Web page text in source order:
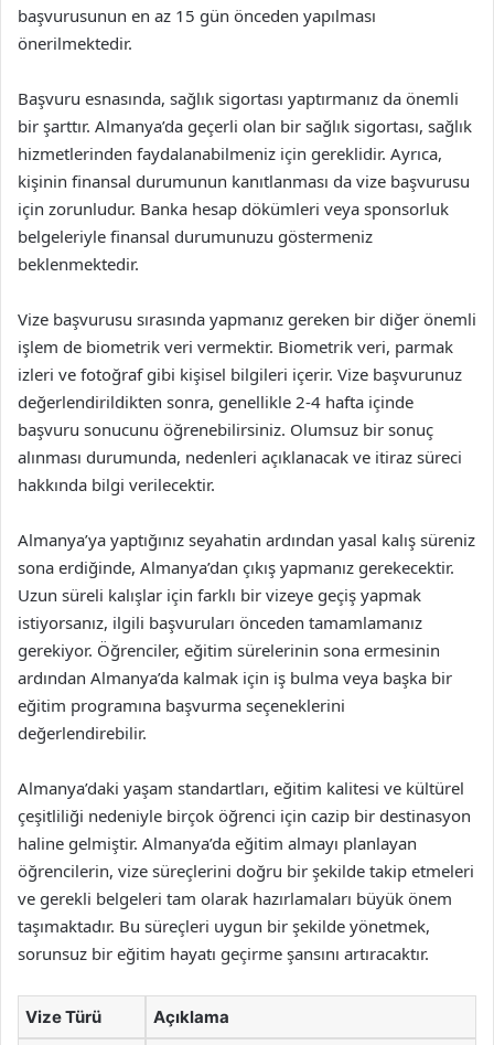
başvurusunun en az 15 gün önceden yapılması
önerilmektedir.
Başvuru esnasında, sağlık sigortası yaptırmanız da önemli
bir şarttır. Almanya’da geçerli olan bir sağlık sigortası, sağlık
hizmetlerinden faydalanabilmeniz için gereklidir. Ayrıca,
kişinin finansal durumunun kanıtlanması da vize başvurusu
için zorunludur. Banka hesap dökümleri veya sponsorluk
belgeleriyle finansal durumunuzu göstermeniz
beklenmektedir.
Vize başvurusu sırasında yapmanız gereken bir diğer önemli
işlem de biometrik veri vermektir. Biometrik veri, parmak
izleri ve fotoğraf gibi kişisel bilgileri içerir. Vize başvurunuz
değerlendirildikten sonra, genellikle 2-4 hafta içinde
başvuru sonucunu öğrenebilirsiniz. Olumsuz bir sonuç
alınması durumunda, nedenleri açıklanacak ve itiraz süreci
hakkında bilgi verilecektir.
Almanya’ya yaptığınız seyahatin ardından yasal kalış süreniz
sona erdiğinde, Almanya’dan çıkış yapmanız gerekecektir.
Uzun süreli kalışlar için farklı bir vizeye geçiş yapmak
istiyorsanız, ilgili başvuruları önceden tamamlamanız
gerekiyor. Öğrenciler, eğitim sürelerinin sona ermesinin
ardından Almanya’da kalmak için iş bulma veya başka bir
eğitim programına başvurma seçeneklerini
değerlendirebilir.
Almanya’daki yaşam standartları, eğitim kalitesi ve kültürel
çeşitliliği nedeniyle birçok öğrenci için cazip bir destinasyon
haline gelmiştir. Almanya’da eğitim almayı planlayan
öğrencilerin, vize süreçlerini doğru bir şekilde takip etmeleri
ve gerekli belgeleri tam olarak hazırlamaları büyük önem
taşımaktadır. Bu süreçleri uygun bir şekilde yönetmek,
sorunsuz bir eğitim hayatı geçirme şansını artıracaktır.
Vize Türü Açıklama